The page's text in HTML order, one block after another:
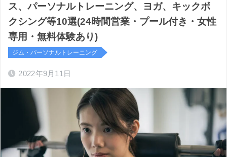
ス、パーソナルトレーニング、ヨガ、キックボ
クシング等10選(24時間営業・プール付き・女性
専用・無料体験あり)
ジム・パーソナルトレーニング
2022年9月11日